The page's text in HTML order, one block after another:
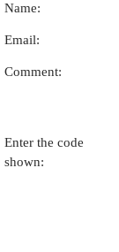
Name:
Email:
Comment:
Enter the code
shown: